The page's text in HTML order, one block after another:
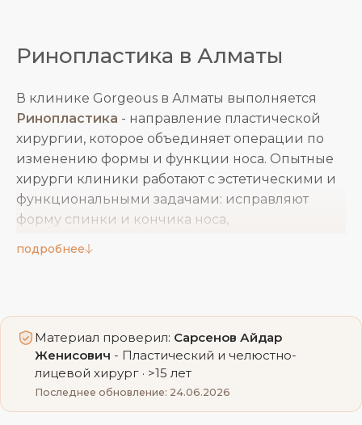
Ринопластика в Алматы
В клинике Gorgeous в Алматы выполняется
Ринопластика - направление пластической
хирургии, которое объединяет операции по
изменению формы и функции носа. Опытные
хирурги клиники работают с эстетическими и
функциональными задачами: исправляют
форму спинки и кончика носа,
корректируют последствия травм и
каждому случаю врач подходит
индивидуально, учитывая пропорции,
толщину кожи и пожелания пациента. В работе
применяются современные методики и
оборудование, а сопровождение строится от
подробнее
Материал проверил: Сарсенов Айдар
Женисович - Пластический и челюстно-
лицевой хирург · >15 лет
Последнее обновление: 24.06.2026